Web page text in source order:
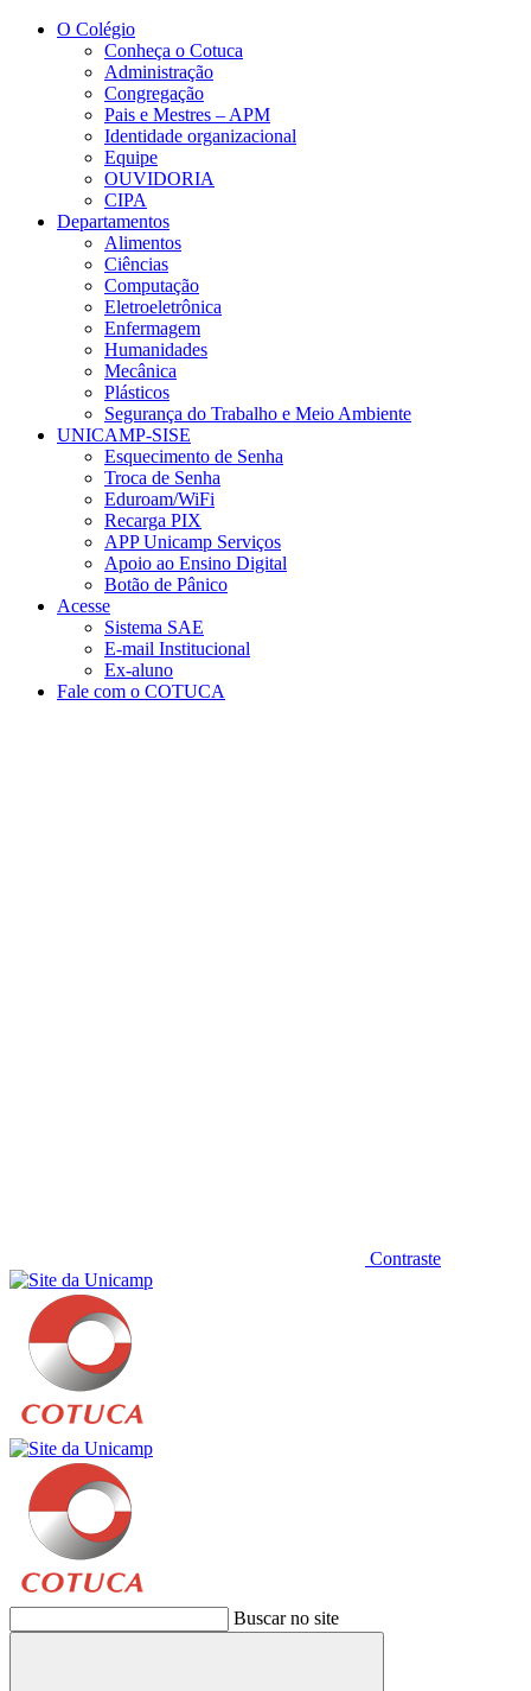
Conteúdo principal
O Colégio
Conheça o Cotuca
Administração
Congregação
Pais e Mestres – APM
Identidade organizacional
Equipe
OUVIDORIA
CIPA
Departamentos
Alimentos
Ciências
Computação
Eletroeletrônica
Enfermagem
Humanidades
Mecânica
Plásticos
Segurança do Trabalho e Meio Ambiente
UNICAMP-SISE
Esquecimento de Senha
Troca de Senha
Eduroam/WiFi
Recarga PIX
APP Unicamp Serviços
Apoio ao Ensino Digital
Botão de Pânico
Acesse
Sistema SAE
E-mail Institucional
Ex-aluno
Fale com o COTUCA
Contraste
Buscar no site